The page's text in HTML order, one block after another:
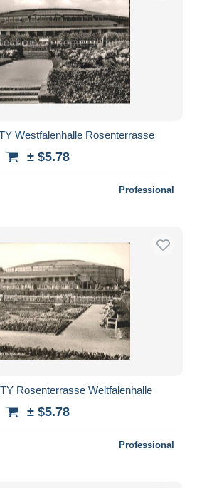
Westfalenhalle Rosenterrasse
± $5.78
Professional
Rosenterrasse Weltfalenhalle
± $5.78
Professional